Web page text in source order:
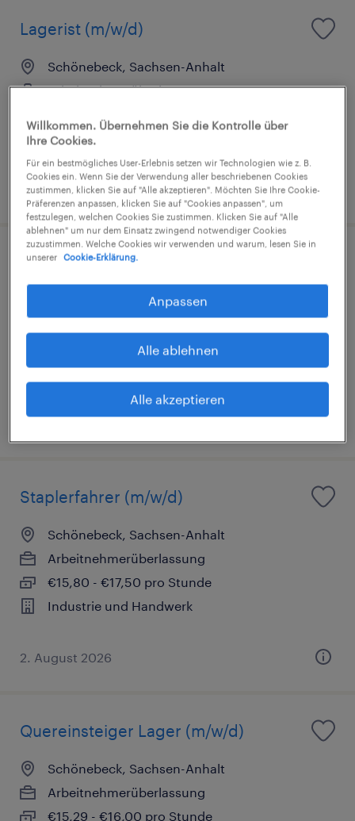
Lagerist (m/w/d)
Schönebeck, Sachsen-Anhalt
Arbeitnehmerüberlassung
Industrie und Handwerk
28. Juli 2026
Produktionsmitarbeiter (m/w/d)
Schönebeck, Sachsen-Anhalt
€15,33 - €16,00 pro Stunde
Industrie und Handwerk
Staplerfahrer (m/w/d)
Schönebeck, Sachsen-Anhalt
Arbeitnehmerüberlassung
€15,80 - €17,50 pro Stunde
Industrie und Handwerk
2. August 2026
Quereinsteiger Lager (m/w/d)
Schönebeck, Sachsen-Anhalt
Arbeitnehmerüberlassung
€15,29 - €16,00 pro Stunde
Willkommen. Übernehmen Sie die Kontrolle über
Ihre Cookies.
Für ein bestmögliches User-Erlebnis setzen wir Technologien wie z. B.
Cookies ein. Wenn Sie der Verwendung aller beschriebenen Cookies
zustimmen, klicken Sie auf "Alle akzeptieren". Möchten Sie Ihre Cookie-
Präferenzen anpassen, klicken Sie auf "Cookies anpassen", um
festzulegen, welchen Cookies Sie zustimmen. Klicken Sie auf "Alle
ablehnen" um nur dem Einsatz zwingend notwendiger Cookies
zuzustimmen. Welche Cookies wir verwenden und warum, lesen Sie in
unserer
Cookie-Erklärung.
Anpassen
Alle ablehnen
Alle akzeptieren